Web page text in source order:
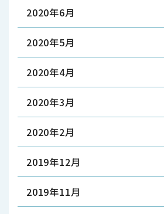
2020年6月
2020年5月
2020年4月
2020年3月
2020年2月
2019年12月
2019年11月